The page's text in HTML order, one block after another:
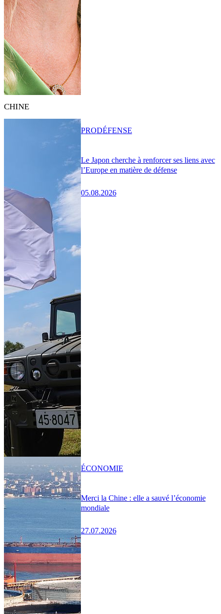
CHINE
Le Japon cherche à renforcer ses liens avec
l’Europe en matière de défense
05.08.2026
PRODÉFENSE
Merci la Chine : elle a sauvé l’économie
mondiale
27.07.2026
ÉCONOMIE